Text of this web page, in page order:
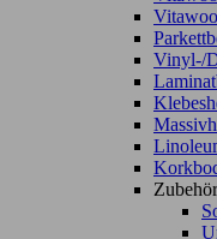
Vinyl-/
Zubehör